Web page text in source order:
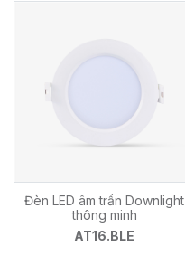
Đèn LED âm trần Downlight
thông minh
AT16.BLE